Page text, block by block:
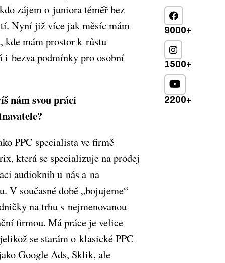
zájem o juniora téměř bez
Nyní již více jak měsíc mám
kde mám prostor k růstu
i bezva podmínky pro osobní
nám svou práci
PPC specialista ve firmě
která se specializuje na prodej
audioknih u nás a na
V současné době „bojujeme“
na trhu s nejmenovanou
firmou. Má práce je velice
se starám o klasické PPC
Google Ads, Sklik, ale
9000+
1500+
2200+